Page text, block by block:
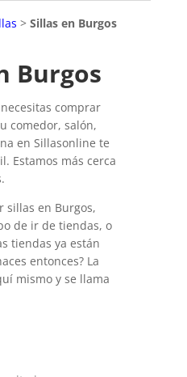
> Sillas en Burgos
Burgos
comprar
comedor, salón,
en Sillasonline te
Estamos más cerca
sillas en Burgos,
de ir de tiendas, o
tiendas ya están
entonces? La
mismo y se llama